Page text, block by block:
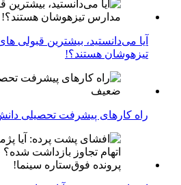
آیا می‌دانستید، بیشترین قبولی
تیزهوشان هستند؟!
راه کارهای پیشرفت تحصیلی